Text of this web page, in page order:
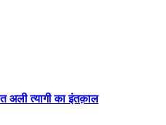
अली त्यागी का इंतक़ाल